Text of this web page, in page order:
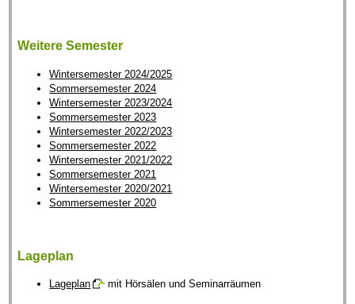
Weitere Semester
Wintersemester 2024/2025
Sommersemester 2024
Wintersemester 2023/2024
Sommersemester 2023
Wintersemester 2022/2023
Sommersemester 2022
Wintersemester 2021/2022
Sommersemester 2021
Wintersemester 2020/2021
Sommersemester 2020
Lageplan
Lageplan mit Hörsälen und Seminarräumen